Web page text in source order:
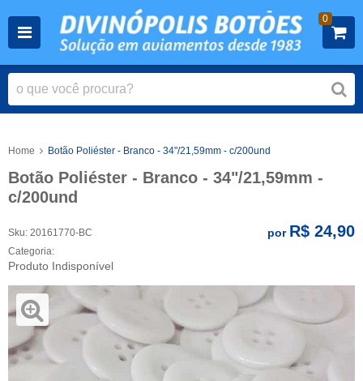
0
Home Botão Poliéster - Branco - 34"/21,59mm - c/200und
Botão Poliéster - Branco - 34"/21,59mm -
c/200und
Sku: 20161770-BC
Categoria:
Produto Indisponível
por R$ 24,90